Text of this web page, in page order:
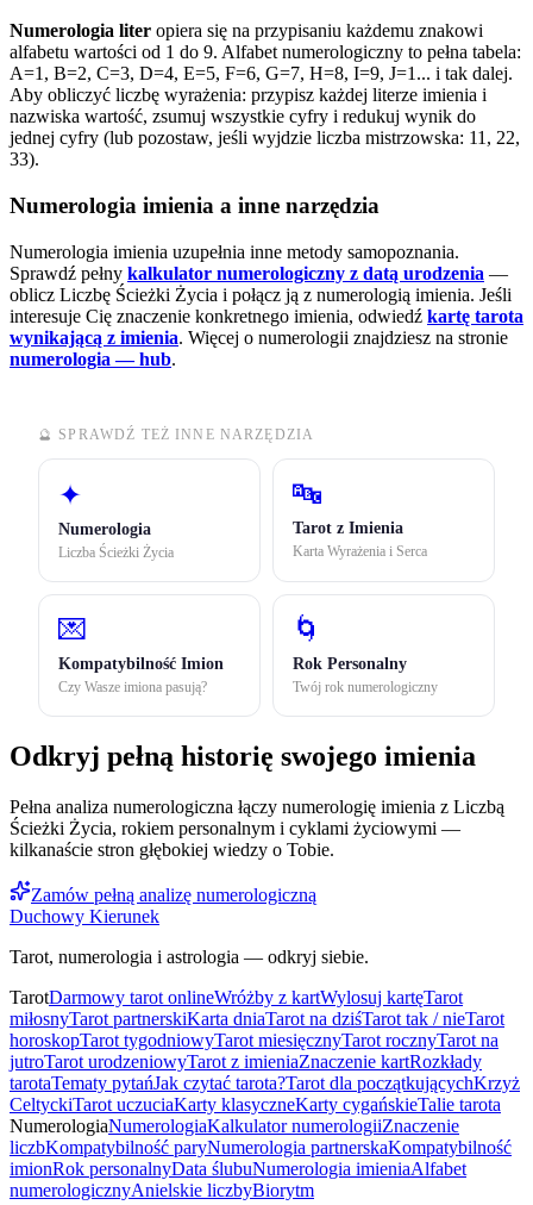
Numerologia liter opiera się na przypisaniu każdemu znakowi
alfabetu wartości od 1 do 9. Alfabet numerologiczny to pełna tabela:
A=1, B=2, C=3, D=4, E=5, F=6, G=7, H=8, I=9, J=1... i tak dalej.
Aby obliczyć liczbę wyrażenia: przypisz każdej literze imienia i
nazwiska wartość, zsumuj wszystkie cyfry i redukuj wynik do
jednej cyfry (lub pozostaw, jeśli wyjdzie liczba mistrzowska: 11, 22,
33).
Numerologia imienia a inne narzędzia
Numerologia imienia uzupełnia inne metody samopoznania.
Sprawdź pełny kalkulator numerologiczny z datą urodzenia —
oblicz Liczbę Ścieżki Życia i połącz ją z numerologią imienia. Jeśli
interesuje Cię znaczenie konkretnego imienia, odwiedź kartę tarota
wynikającą z imienia. Więcej o numerologii znajdziesz na stronie
numerologia — hub.
🔮 SPRAWDŹ TEŻ INNE NARZĘDZIA
✦
Numerologia
Liczba Ścieżki Życia
🔤
Tarot z Imienia
Karta Wyrażenia i Serca
💌
Kompatybilność Imion
Czy Wasze imiona pasują?
🌀
Rok Personalny
Twój rok numerologiczny
Odkryj pełną historię swojego imienia
Pełna analiza numerologiczna łączy numerologię imienia z Liczbą
Ścieżki Życia, rokiem personalnym i cyklami życiowymi —
kilkanaście stron głębokiej wiedzy o Tobie.
Zamów pełną analizę numerologiczną
Duchowy Kierunek
Tarot, numerologia i astrologia — odkryj siebie.
TarotDarmowy tarot onlineWróżby z kartWylosuj kartęTarot
miłosnyTarot partnerskiKarta dniaTarot na dziśTarot tak / nieTarot
horoskopTarot tygodniowyTarot miesięcznyTarot rocznyTarot na
jutroTarot urodzeniowyTarot z imieniaZnaczenie kartRozkłady
tarotaTematy pytańJak czytać tarota?Tarot dla początkującychKrzyż
CeltyckiTarot uczuciaKarty klasyczneKarty cygańskieTalie tarota
NumerologiaNumerologiaKalkulator numerologiiZnaczenie
liczbKompatybilność paryNumerologia partnerskaKompatybilność
imionRok personalnyData ślubuNumerologia imieniaAlfabet
numerologicznyAnielskie liczbyBiorytm